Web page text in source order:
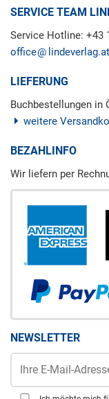
SERVICE TEAM
Service Hotline: +43
office
lindeverlag.at
LIEFERUNG
Buchbestellungen in
weitere
BEZAHLINFO
Wir liefern per
NEWSLETTER